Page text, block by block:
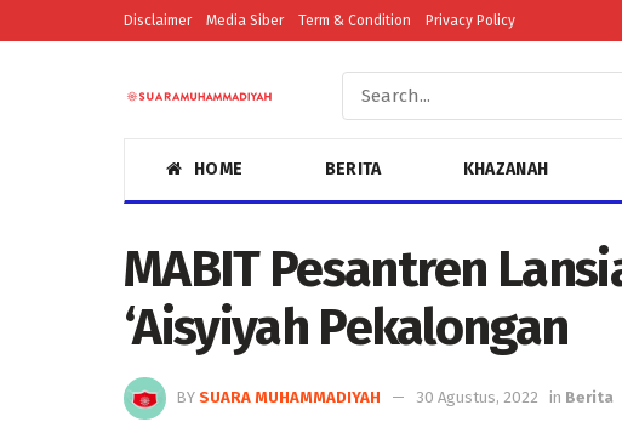
Disclaimer Media Siber Term & Condition Privacy Policy
HOME BERITA KHAZANAH
MABIT Pesantren
‘Aisyiyah Pekalongan
BY SUARA MUHAMMADIYAH 30 Agustus, 2022 in Berita